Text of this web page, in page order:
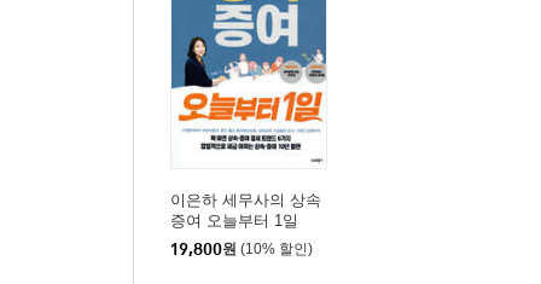
02 부모님 봉양 또는 결혼으로 인한 2주택자
부모님 봉양으로 인한 2주택자의 비과세
결혼으로 인한 2주택자의 비과세
03 상속주택 특례에 관한 9가지 질문
1주택 상속받아 2주택 된 경우
같이 살던 부모님의 사망으로 2주택 된 경우
외할머니로부터 대습상속, 상속주택 특례 될까?
이은하 세무사의 상속
증여 오늘부터 1일
19,800원 (10% 할인)